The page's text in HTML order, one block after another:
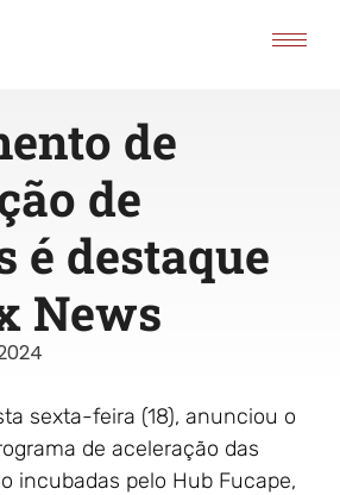
de
de
é destaque
News
sexta-feira (18), anunciou o
de aceleração das
incubadas pelo Hub Fucape,